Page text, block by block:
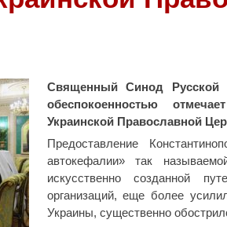
Священный Синод Русской
обеспокоенностью
Украинской Православной
Предоставление
автокефалии» так
искусственно созданной
организаций, еще более
Украины, существенно